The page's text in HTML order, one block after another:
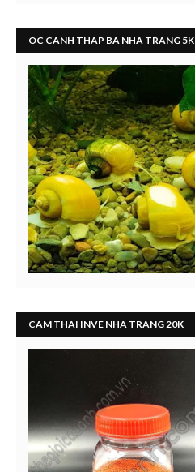
OC CANH THAP BA NHA TRANG 5K
CAM THAI INVE NHA TRANG 20K